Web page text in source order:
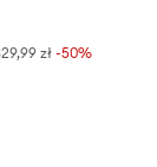
zł -50%